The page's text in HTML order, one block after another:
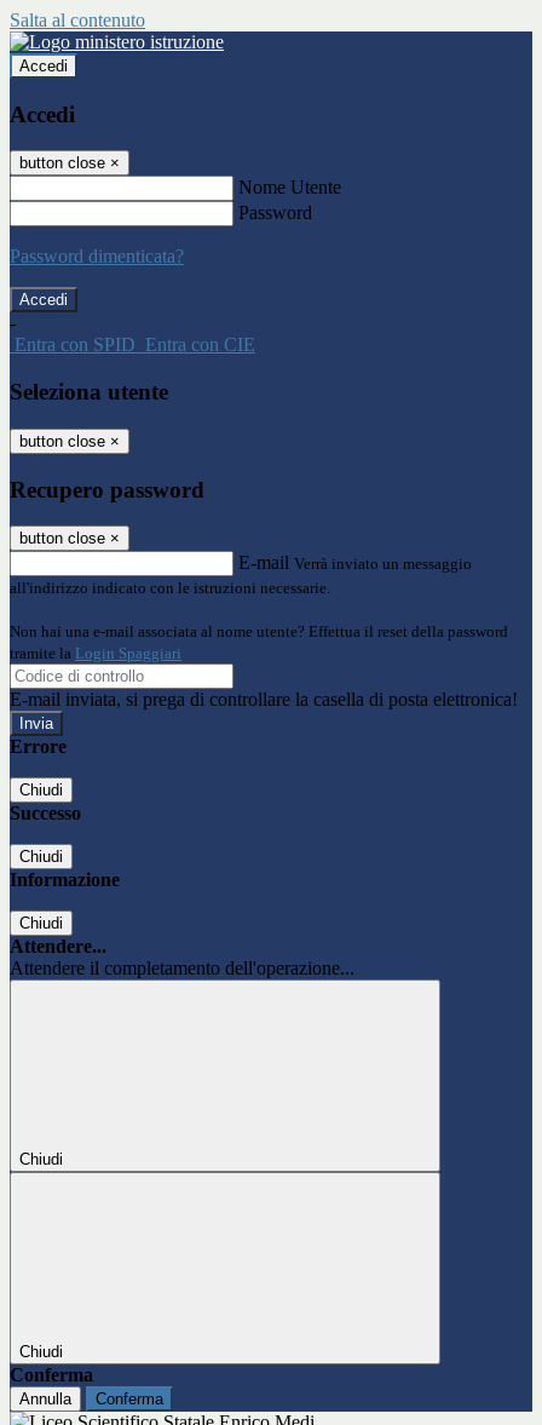
Salta al contenuto
Accedi
Accedi
button close ×
Nome Utente
Password
Password dimenticata?
-
Entra con SPID Entra con CIE
Seleziona utente
button close ×
Recupero password
button close ×
E-mail Verrà inviato un messaggio
all'indirizzo indicato con le istruzioni necessarie.
Non hai una e-mail associata al nome utente? Effettua il reset della password
tramite la Login Spaggiari
E-mail inviata, si prega di controllare la casella di posta elettronica!
Errore
Chiudi
Successo
Chiudi
Informazione
Chiudi
Attendere...
Attendere il completamento dell'operazione...
Chiudi
Chiudi
Conferma
Annulla Conferma